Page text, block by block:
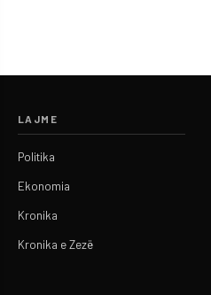
LAJME
Politika
Ekonomia
Kronika
Kronika e Zezë